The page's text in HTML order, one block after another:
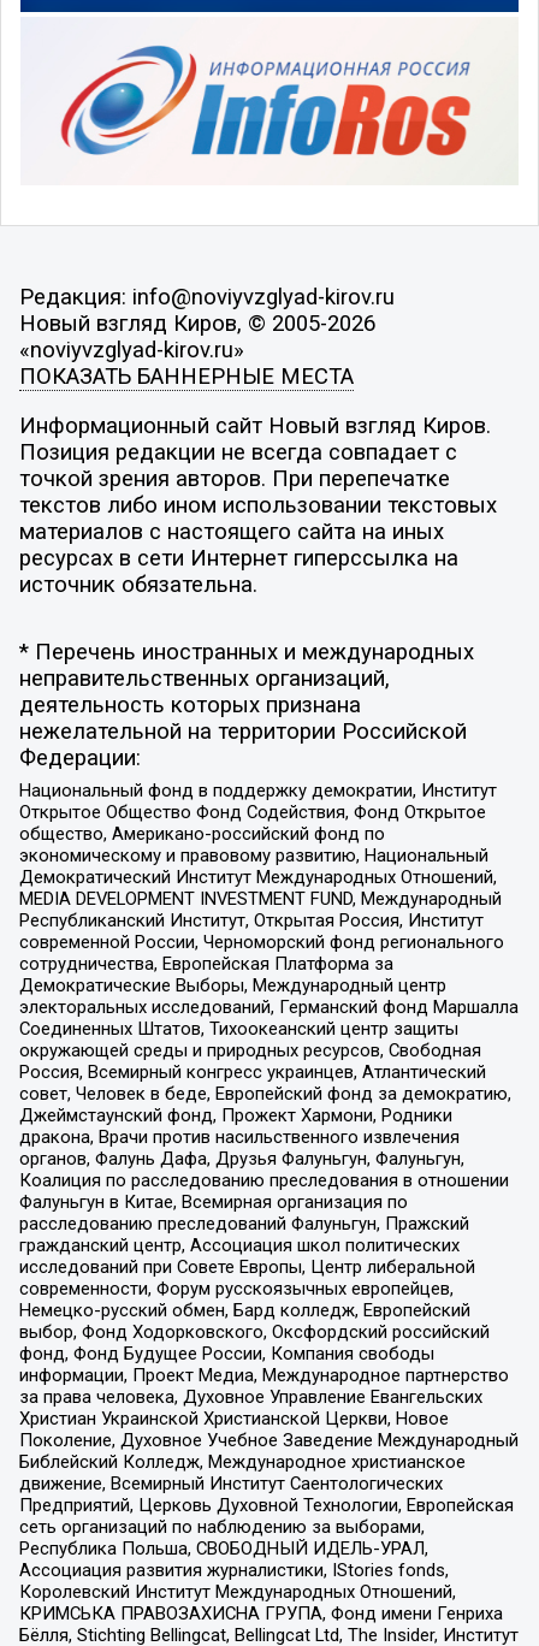
Редакция: info@noviyvzglyad-kirov.ru
Новый взгляд Киров, © 2005-2026
«noviyvzglyad-kirov.ru»
ПОКАЗАТЬ БАННЕРНЫЕ МЕСТА
Информационный сайт Новый взгляд Киров.
Позиция редакции не всегда совпадает с
точкой зрения авторов. При перепечатке
текстов либо ином использовании текстовых
материалов с настоящего сайта на иных
ресурсах в сети Интернет гиперссылка на
источник обязательна.
* Перечень иностранных и международных
неправительственных организаций,
деятельность которых признана
нежелательной на территории Российской
Федерации:
Национальный фонд в поддержку демократии, Институт
Открытое Общество Фонд Содействия, Фонд Открытое
общество, Американо-российский фонд по
экономическому и правовому развитию, Национальный
Демократический Институт Международных Отношений,
MEDIA DEVELOPMENT INVESTMENT FUND, Международный
Республиканский Институт, Открытая Россия, Институт
современной России, Черноморский фонд регионального
сотрудничества, Европейская Платформа за
Демократические Выборы, Международный центр
электоральных исследований, Германский фонд Маршалла
Соединенных Штатов, Тихоокеанский центр защиты
окружающей среды и природных ресурсов, Свободная
Россия, Всемирный конгресс украинцев, Атлантический
совет, Человек в беде, Европейский фонд за демократию,
Джеймстаунский фонд, Прожект Хармони, Родники
дракона, Врачи против насильственного извлечения
органов, Фалунь Дафа, Друзья Фалуньгун, Фалуньгун,
Коалиция по расследованию преследования в отношении
Фалуньгун в Китае, Всемирная организация по
расследованию преследований Фалуньгун, Пражский
гражданский центр, Ассоциация школ политических
исследований при Совете Европы, Центр либеральной
современности, Форум русскоязычных европейцев,
Немецко-русский обмен, Бард колледж, Европейский
выбор, Фонд Ходорковского, Оксфордский российский
фонд, Фонд Будущее России, Компания свободы
информации, Проект Медиа, Международное партнерство
за права человека, Духовное Управление Евангельских
Христиан Украинской Христианской Церкви, Новое
Поколение, Духовное Учебное Заведение Международный
Библейский Колледж, Международное христианское
движение, Всемирный Институт Саентологических
Предприятий, Церковь Духовной Технологии, Европейская
сеть организаций по наблюдению за выборами,
Республика Польша, СВОБОДНЫЙ ИДЕЛЬ-УРАЛ,
Ассоциация развития журналистики, IStories fonds,
Королевский Институт Международных Отношений,
КРИМСЬКА ПРАВОЗАХИСНА ГРУПА, Фонд имени Генриха
Бёлля, Stichting Bellingcat, Bellingcat Ltd, The Insider, Институт